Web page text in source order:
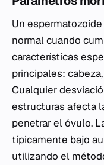
Un
normal cuando
características
principales:
Cualquier
estructuras afecta
penetrar el óvulo.
típicamente bajo
utilizando el